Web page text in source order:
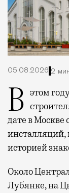
05.08.2026 2
В этом году профессиональный праздник День
дате в Москве
инсталляций,
историей
Около
Лубянке, на